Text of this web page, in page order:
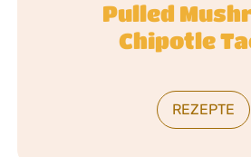
Pulled
Chipotle
REZEPTE